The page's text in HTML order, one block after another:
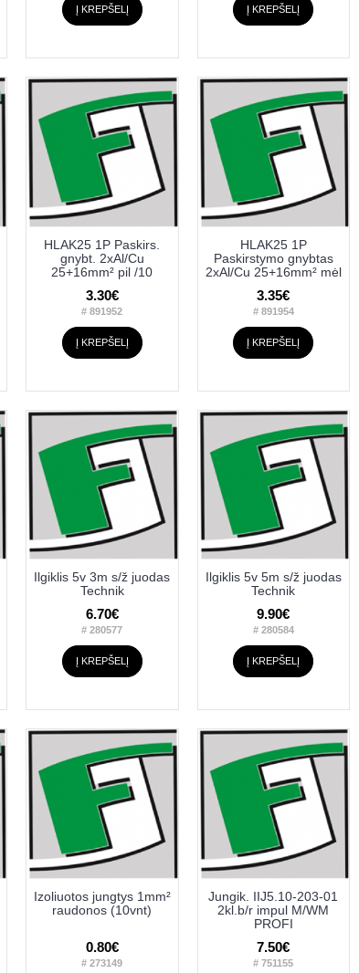
Į KREPŠELĮ Į KREPŠELĮ
HLAK25 1P Paskirs.
gnybt. 2xAl/Cu
25+16mm² pil /10
3.30€
# 891952
Į KREPŠELĮ
HLAK25 1P
Paskirstymo gnybtas
2xAl/Cu 25+16mm² mėl
3.35€
# 891954
Į KREPŠELĮ
Ilgiklis 5v 3m s/ž juodas
Technik
6.70€
# 280577
Į KREPŠELĮ
Ilgiklis 5v 5m s/ž juodas
Technik
9.90€
# 280584
Į KREPŠELĮ
Izoliuotos jungtys 1mm²
raudonos (10vnt)
0.80€
# 273149
Jungik. IIJ5.10-203-01
2kl.b/r impul M/WM
PROFI
7.50€
# 751155